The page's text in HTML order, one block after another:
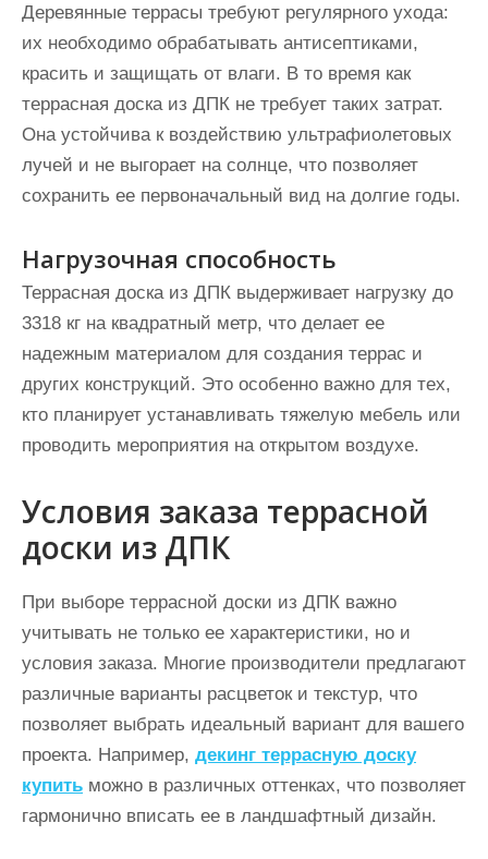
Деревянные террасы требуют регулярного ухода:
их необходимо обрабатывать антисептиками,
красить и защищать от влаги. В то время как
террасная доска из ДПК не требует таких затрат.
Она устойчива к воздействию ультрафиолетовых
лучей и не выгорает на солнце, что позволяет
сохранить ее первоначальный вид на долгие годы.
Нагрузочная способность
Террасная доска из ДПК выдерживает нагрузку до
3318 кг на квадратный метр, что делает ее
надежным материалом для создания террас и
других конструкций. Это особенно важно для тех,
кто планирует устанавливать тяжелую мебель или
проводить мероприятия на открытом воздухе.
Условия заказа террасной
доски из ДПК
При выборе террасной доски из ДПК важно
учитывать не только ее характеристики, но и
условия заказа. Многие производители предлагают
различные варианты расцветок и текстур, что
позволяет выбрать идеальный вариант для вашего
проекта. Например, декинг террасную доску
купить можно в различных оттенках, что позволяет
гармонично вписать ее в ландшафтный дизайн.